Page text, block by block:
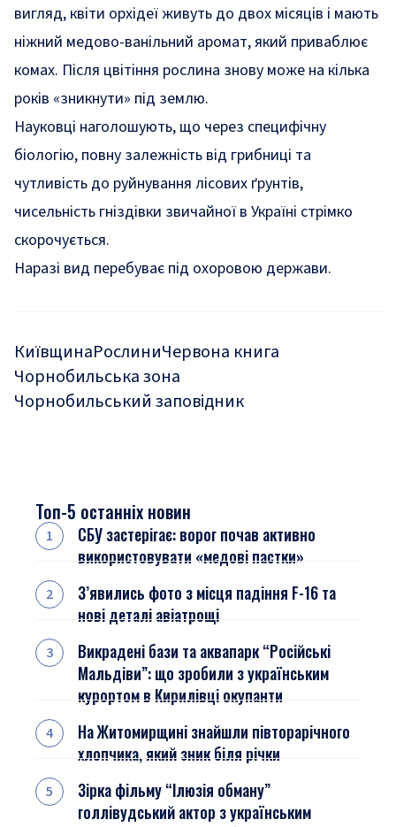
вигляд, квіти орхідеї живуть до двох місяців і мають
ніжний медово-ванільний аромат, який приваблює
комах. Після цвітіння рослина знову може на кілька
років «зникнути» під землю.
Науковці наголошують, що через специфічну
біологію, повну залежність від грибниці та
чутливість до руйнування лісових ґрунтів,
чисельність гніздівки звичайної в Україні стрімко
скорочується.
Наразі вид перебуває під охоровою держави.
КиївщинаРослиниЧервона книга
Чорнобильська зона
Чорнобильський заповідник
Топ-5 останніх новин
СБУ застерігає: ворог почав активно
використовувати «медові пастки»
З’явились фото з місця падіння F-16 та
нові деталі авіатрощі
Викрадені бази та аквапарк “Російські
Мальдіви”: що зробили з українським
курортом в Кирилівці окупанти
На Житомирщині знайшли півторарічного
хлопчика, який зник біля річки
Зірка фільму “Ілюзія обману”
голлівудський актор з українським